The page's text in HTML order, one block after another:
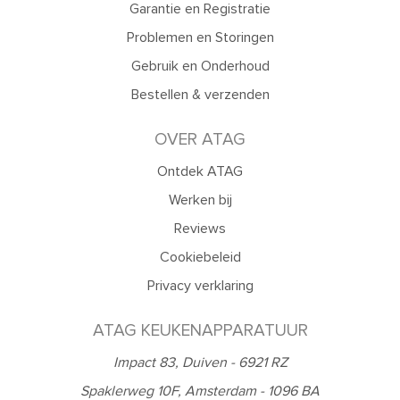
Garantie en Registratie
Problemen en Storingen
Gebruik en Onderhoud
Bestellen & verzenden
OVER ATAG
Ontdek ATAG
Werken bij
Reviews
Cookiebeleid
Privacy verklaring
ATAG KEUKENAPPARATUUR
Impact 83, Duiven - 6921 RZ
Spaklerweg 10F, Amsterdam - 1096 BA